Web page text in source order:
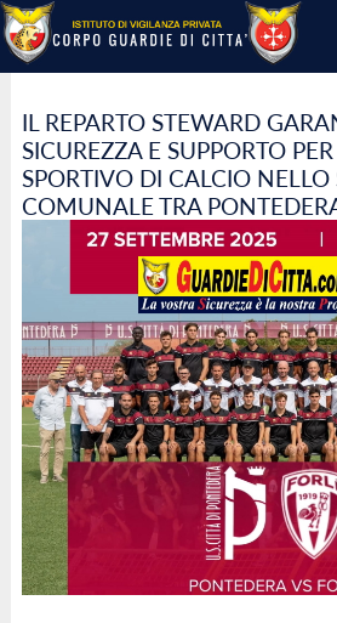
IL REPARTO STEWARD
SICUREZZA E SUPPORTO
SPORTIVO DI CALCIO NELLO
COMUNALE TRA